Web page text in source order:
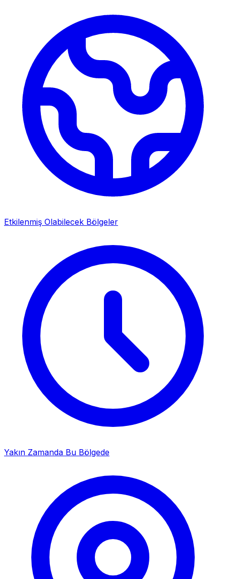
Etkilenmiş Olabilecek Bölgeler
Yakın Zamanda Bu Bölgede